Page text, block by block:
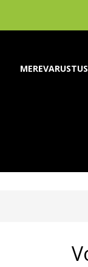
MEREVARUSTUS